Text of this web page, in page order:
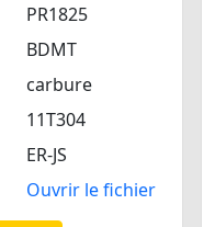
PR1825
BDMT
carbure
11T304
ER-JS
Ouvrir le fichier